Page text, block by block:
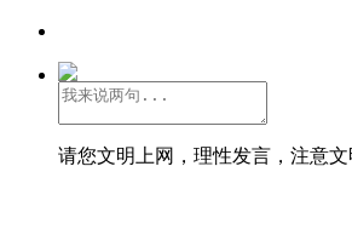
请您文明上网，理性发言，注意